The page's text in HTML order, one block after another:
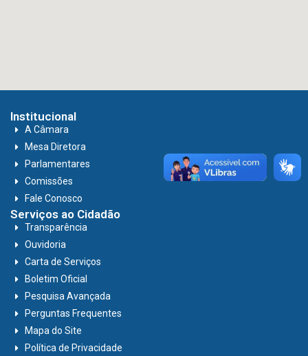
Institucional
A Câmara
Mesa Diretora
Parlamentares
Comissões
Fale Conosco
Serviços ao Cidadão
Transparência
Ouvidoria
Carta de Serviços
Boletim Oficial
Pesquisa Avançada
Perguntas Frequentes
Mapa do Site
Política de Privacidade